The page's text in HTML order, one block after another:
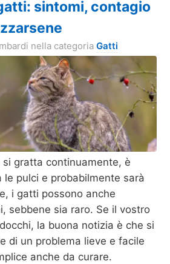
sintomi, contagio
nella categoria Gatti
gratta continuamente, è
le pulci e probabilmente sarà
i gatti possono anche
sebbene sia raro. Se il vostro
la buona notizia è che si
di un problema lieve e facile
anche da curare.